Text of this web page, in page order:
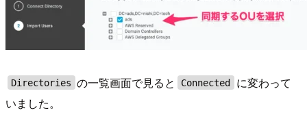
Directories の一覧画面で見ると Connected
に変わって
いました。